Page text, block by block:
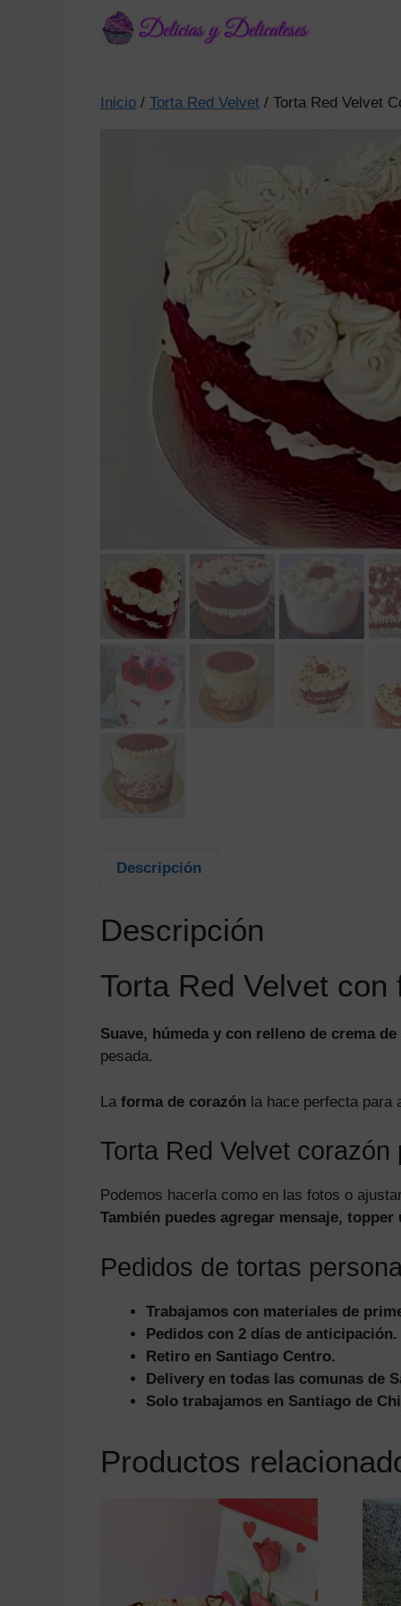
Inicio / Torta Red Velvet / Torta Red Velvet
Descripción
Descripción
Torta Red Velvet
Suave, húmeda y con relleno de crema de
pesada.
La forma de corazón la hace perfecta para
Torta Red Velvet corazón
Podemos hacerla como en las fotos o
También puedes agregar mensaje, topper
Pedidos de tortas
Trabajamos con materiales de
Pedidos con 2 días de anticipación.
Retiro en Santiago Centro.
Delivery en todas las comunas de
Solo trabajamos en Santiago de
Productos